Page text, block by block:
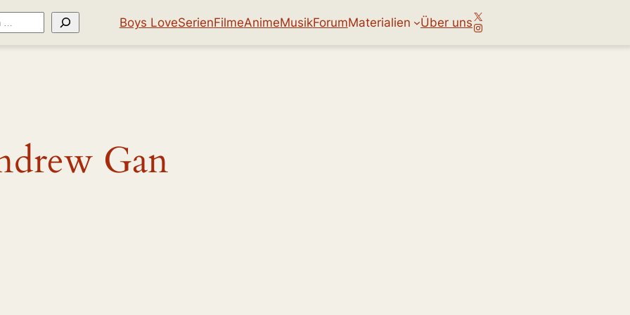
Boys LoveSerienFilmeAnimeMusikForumMaterialien Über unsX
Instagram
Gan